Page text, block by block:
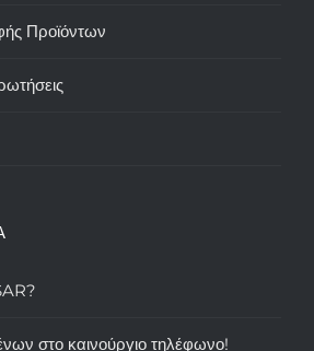
Προϊόντων
στο καινούργιο τηλέφωνο!